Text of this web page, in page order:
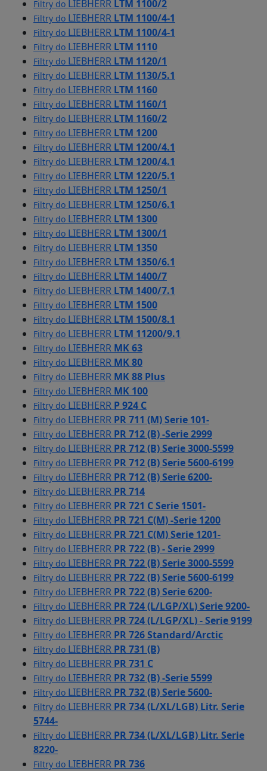
Filtry do LIEBHERR LTM 1100/2
Filtry do LIEBHERR LTM 1100/4-1
Filtry do LIEBHERR LTM 1100/4-1
Filtry do LIEBHERR LTM 1110
Filtry do LIEBHERR LTM 1120/1
Filtry do LIEBHERR LTM 1130/5.1
Filtry do LIEBHERR LTM 1160
Filtry do LIEBHERR LTM 1160/1
Filtry do LIEBHERR LTM 1160/2
Filtry do LIEBHERR LTM 1200
Filtry do LIEBHERR LTM 1200/4.1
Filtry do LIEBHERR LTM 1200/4.1
Filtry do LIEBHERR LTM 1220/5.1
Filtry do LIEBHERR LTM 1250/1
Filtry do LIEBHERR LTM 1250/6.1
Filtry do LIEBHERR LTM 1300
Filtry do LIEBHERR LTM 1300/1
Filtry do LIEBHERR LTM 1350
Filtry do LIEBHERR LTM 1350/6.1
Filtry do LIEBHERR LTM 1400/7
Filtry do LIEBHERR LTM 1400/7.1
Filtry do LIEBHERR LTM 1500
Filtry do LIEBHERR LTM 1500/8.1
Filtry do LIEBHERR LTM 11200/9.1
Filtry do LIEBHERR MK 63
Filtry do LIEBHERR MK 80
Filtry do LIEBHERR MK 88 Plus
Filtry do LIEBHERR MK 100
Filtry do LIEBHERR P 924 C
Filtry do LIEBHERR PR 711 (M) Serie 101-
Filtry do LIEBHERR PR 712 (B) -Serie 2999
Filtry do LIEBHERR PR 712 (B) Serie 3000-5599
Filtry do LIEBHERR PR 712 (B) Serie 5600-6199
Filtry do LIEBHERR PR 712 (B) Serie 6200-
Filtry do LIEBHERR PR 714
Filtry do LIEBHERR PR 721 C Serie 1501-
Filtry do LIEBHERR PR 721 C(M) -Serie 1200
Filtry do LIEBHERR PR 721 C(M) Serie 1201-
Filtry do LIEBHERR PR 722 (B) - Serie 2999
Filtry do LIEBHERR PR 722 (B) Serie 3000-5599
Filtry do LIEBHERR PR 722 (B) Serie 5600-6199
Filtry do LIEBHERR PR 722 (B) Serie 6200-
Filtry do LIEBHERR PR 724 (L/LGP/XL) Serie 9200-
Filtry do LIEBHERR PR 724 (L/LGP/XL) - Serie 9199
Filtry do LIEBHERR PR 726 Standard/Arctic
Filtry do LIEBHERR PR 731 (B)
Filtry do LIEBHERR PR 731 C
Filtry do LIEBHERR PR 732 (B) -Serie 5599
Filtry do LIEBHERR PR 732 (B) Serie 5600-
Filtry do LIEBHERR PR 734 (L/XL/LGB) Litr. Serie
5744-
Filtry do LIEBHERR PR 734 (L/XL/LGB) Litr. Serie
8220-
Filtry do LIEBHERR PR 736